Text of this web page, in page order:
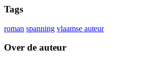
Tags
roman spanning vlaamse auteur
Over de auteur